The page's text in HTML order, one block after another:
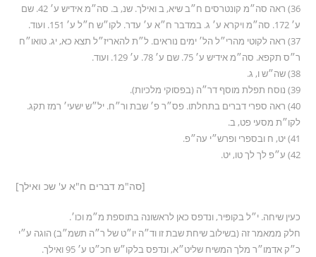
36) ראה סה״מ קונטרסים ח״ב שיא, ב ואילך. שנ, ב. סה״מ אידיש ע׳ 42. שם
ע׳ 172. סה״מ ויקרא ע׳ ג. במדבר ח״א ע׳ עדר. לקו״ש ח״ל ע׳ 151. ועוד.
37) ראה לקוטי מהרי״ל הל׳ ימים נוראים. ל״ת להאריז״ל תצא כא, יג. טואו״ח
ר״ס תקפא. סה״מ אידיש ע׳ 75. שם ע׳ 78. ע׳ 129. ועוד.
38) שה״ש ו, ג.
39) נוסח תפלת מוסף דר״ה (בפסוקי מלכיות).
40) ראה ספרי דברים בתחלתו. פס״ר פ׳ שבת ור״ח. יל״ש ישעי׳ רמז תקג.
לקו״ת מסעי פט, ב.
41) יט, ח ובספרי ופרש״י עה״פ.
42) ע״פ לך לך טו, יט.
[סה"מ דברים ח"א ע' שכ ואילך]
כעין שיחה. י״ל בקופּיר, ונדפס כאן לראשונה בתוספת מ״מ וכו׳.
חלק ממאמר זה (בשילוב שיחת שבת זו וד״ה יו״ט של ר״ה תשמ״ב) הוגה ע״י
כ״ק אדמו״ר מלך המשיח שליט״א, ונדפס בלקו״ש חכ״ט ע׳ 95 ואילך.